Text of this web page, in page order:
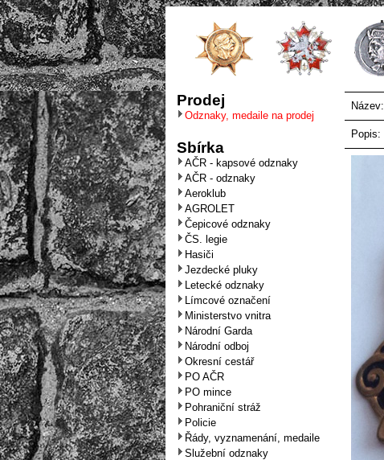
Prodej
Odznaky, medaile na prodej
Sbírka
AČR - kapsové odznaky
AČR - odznaky
Aeroklub
AGROLET
Čepicové odznaky
ČS. legie
Hasiči
Jezdecké pluky
Letecké odznaky
Límcové označení
Ministerstvo vnitra
Národní Garda
Národní odboj
Okresní cestář
PO AČR
PO mince
Pohraniční stráž
Policie
Řády, vyznamenání, medaile
Služební odznaky
Název:
Popis: